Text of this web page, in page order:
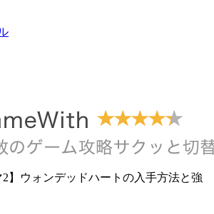
2】ウォンデッドハートの入手方法と強